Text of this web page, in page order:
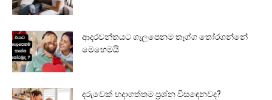
ආදරවන්තයට ගැලපෙනම තෑග්ග තෝරගන්නේ
මෙහෙමයි
දරුවෙක් හදාගත්තම ප්‍රශ්න විසඳෙනවද?